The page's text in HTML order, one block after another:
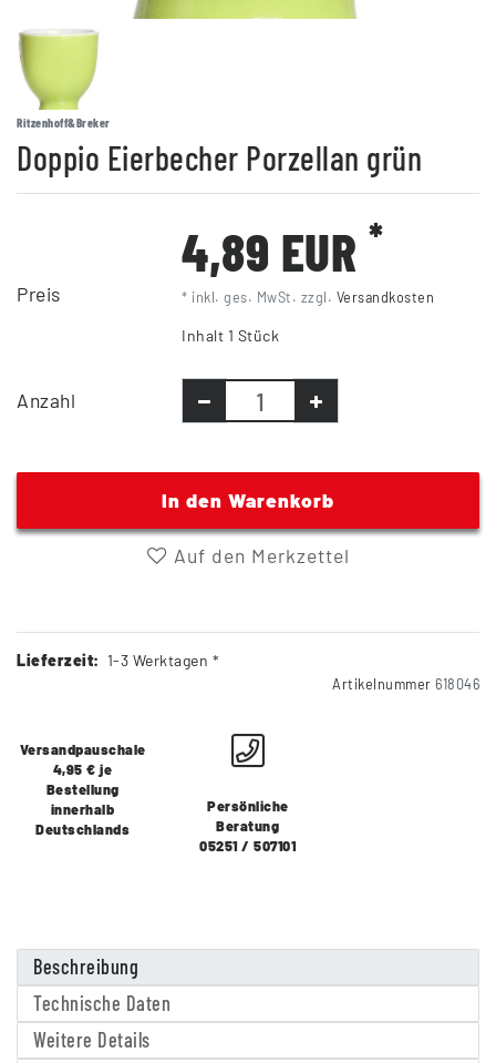
Ritzenhoff&Breker
Doppio Eierbecher Porzellan grün
Preis
4,89 EUR *
* inkl. ges. MwSt. zzgl. Versandkosten
Inhalt 1 Stück
Anzahl
In den Warenkorb
Auf den Merkzettel
Lieferzeit: 1-3 Werktagen *
Artikelnummer 618046
Versandpauschale
4,95 € je
Bestellung
innerhalb
Deutschlands
Persönliche
Beratung
05251 / 507101
Beschreibung
Technische Daten
Weitere Details